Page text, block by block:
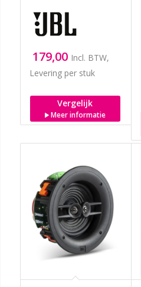
179,00 Incl. BTW,
Levering per stuk
Vergelijk
Meer informatie